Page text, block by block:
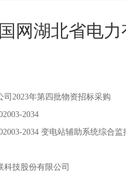
网湖北省电
司2023年第四批物资招标采购
2034
2034 变电站辅助系统综合
科技股份有限公司